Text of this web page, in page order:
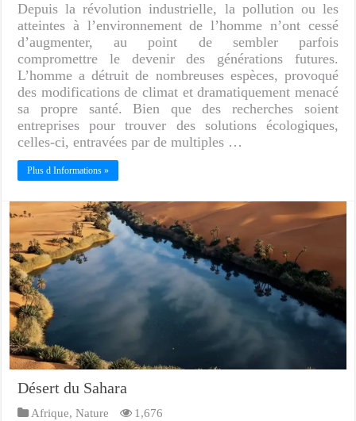
Depuis la révolution industrielle, la pollution ou les
atteintes à l’environnement de l’homme n’ont cessé
d’augmenter, au point de sembler parfois
compromettre le devenir des générations futures.
L’homme a détruit de nombreuses espèces, provoqué
des modifications de climat et dramatiquement menacé
sa propre santé. Bien que des recherches soient
entreprises pour trouver des solutions écologiques,
celles-ci, entravées par de multiples …
Plus d Informations »
Désert du Sahara
Afrique,Nature 1,676